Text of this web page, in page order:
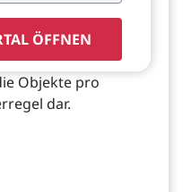
ÖFFNEN
Objekte pro
dar.